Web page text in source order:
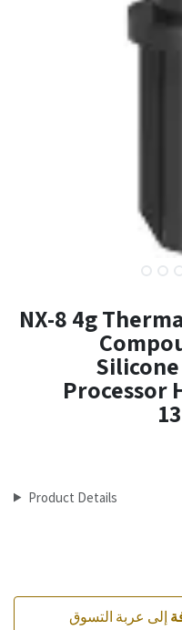
NX-8 4g
Silicone
Processor
Product Details
إلى عربة التسوق